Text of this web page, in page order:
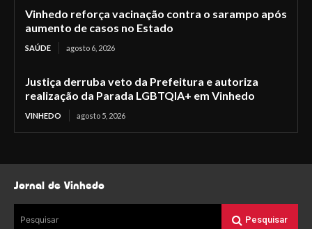
Vinhedo reforça vacinação contra o sarampo após
aumento de casos no Estado
SAÚDE agosto 6, 2026
Justiça derruba veto da Prefeitura e autoriza
realização da Parada LGBTQIA+ em Vinhedo
VINHEDO agosto 5, 2026
Jornal de Vinhedo
Pesquisar Pesquisar